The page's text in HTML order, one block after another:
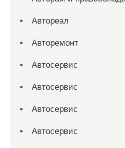
Автореал
Авторемонт
Автосервис
Автосервис
Автосервис
Автосервис